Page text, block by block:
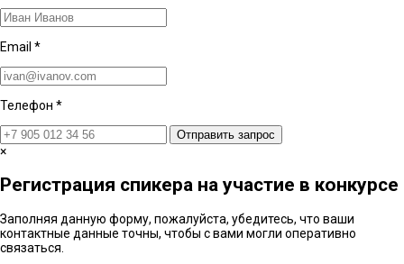
Email *
Телефон *
Отправить запрос
×
Регистрация спикера на участие в конкурсе
Заполняя данную форму, пожалуйста, убедитесь, что ваши
контактные данные точны, чтобы с вами могли оперативно
связаться.